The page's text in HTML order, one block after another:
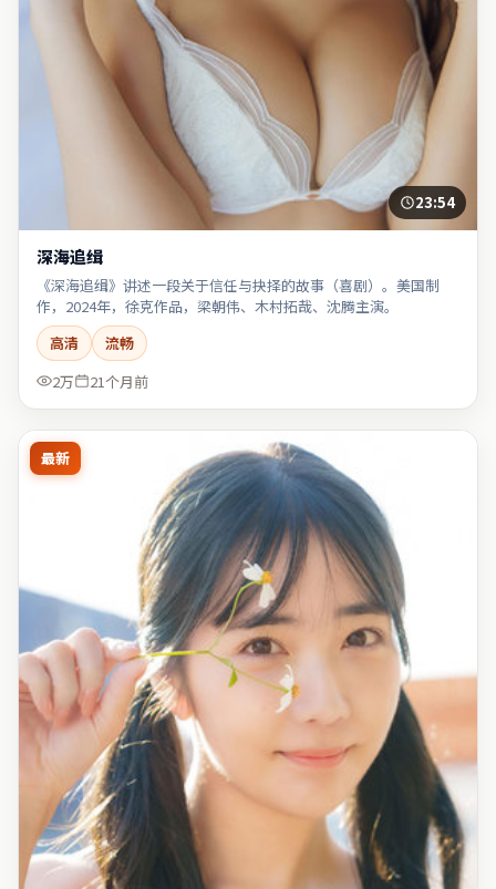
23:54
深海追缉
《深海追缉》讲述一段关于信任与抉择的故事（喜剧）。美国制
作，2024年，徐克作品，梁朝伟、木村拓哉、沈腾主演。
高清
流畅
2万
21个月前
最新